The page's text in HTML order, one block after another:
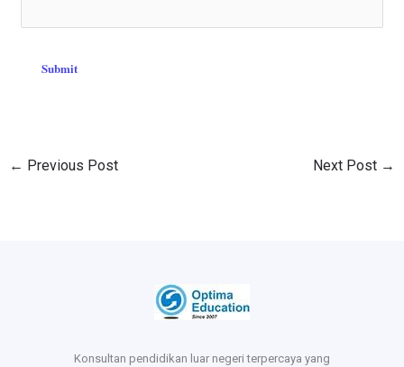
← Previous Post Next Post →
Konsultan pendidikan luar negeri terpercaya yang